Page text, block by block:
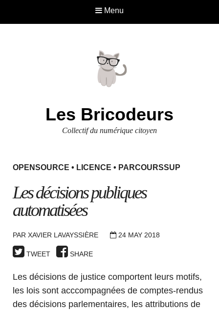
Menu
Les Bricodeurs
Collectif du numérique citoyen
OPENSOURCE • LICENCE • PARCOURSSUP
Les décisions publiques
automatisées
PAR XAVIER LAVAYSSIÈRE 24 MAY 2018
TWEET SHARE
Les décisions de justice comportent leurs motifs,
les lois sont acccompagnées de comptes-rendus
des décisions parlementaires, les attributions de